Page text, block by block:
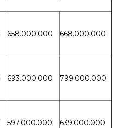
658.000.000 668.000.000
693.000.000 799.000.000
597.000.000 639.000.000